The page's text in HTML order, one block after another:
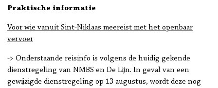
Praktische informatie
Voor wie vanuit Sint-Niklaas meereist met het openbaar
vervoer
-> Onderstaande reisinfo is volgens de huidig gekende
dienstregeling van NMBS en De Lijn. In geval van een
gewijzigde dienstregeling op 13 augustus, wordt deze nog